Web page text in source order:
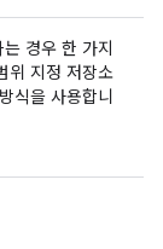
경우 한 가지
위 지정 저장소
식을 사용합니